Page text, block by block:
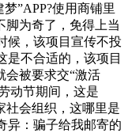
”APP?使用商铺里
脚为奇了，免得上当
候，该项目宣传不投
是不合适的，该项目
会被要求交“激活
动节期间，这是
社会组织，这哪里是
异：骗子给我邮寄的